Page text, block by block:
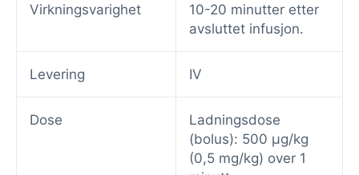
Virkningsvarighet
10-20 minutter etter
avsluttet infusjon.
Levering IV
Dose
Ladningsdose
(bolus): 500 μg/kg
(0,5 mg/kg) over 1